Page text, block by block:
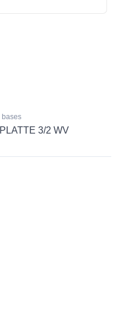
bases
3/2 WV